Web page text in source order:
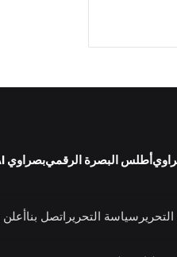
أطلس البصرة الرقميبصراوي AI
سياسة التحرير اتصل بناأعلن